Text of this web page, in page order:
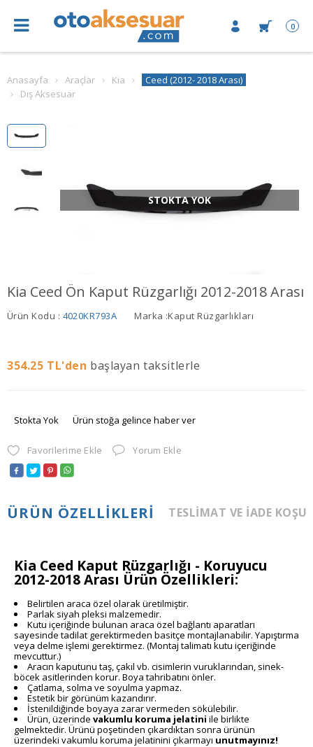
0
Anasayfa Araçlar Kia
Ceed (2012- 2018 Arası)
Dış Aksesuar
STOKTA YOK
Kia Ceed Ön Kaput Rüzgarlığı 2012-2018 Arası
Ürün Kodu : 4020KR793A Marka :Kaput Rüzgarlıkları
354.25 TL'den başlayan taksitlerle
Stokta Yok Ürün stoğa gelince haber ver
Favorilerime Ekle Yorum Ekle
ÜRÜN ÖZELLIKLERI TESLIMAT VE İADE
Kia Ceed Kaput Rüzgarlığı - Koruyucu
2012-2018 Arası Ürün Özellikleri:
Belirtilen araca özel olarak üretilmiştir.
Parlak siyah pleksi malzemedir.
Kutu içeriğinde bulunan araca özel bağlantı aparatları
sayesinde tadilat gerektirmeden basitçe montajlanabilir. Yapıştırma
veya delme işlemi gerektirmez. (Montaj talimatı kutu içeriğinde
mevcuttur.)
Aracın kaputunu taş, çakıl vb. cisimlerin vuruklarından, sinek-
böcek asitlerinden korur. Boya tahribatını önler.
Çatlama, solma ve soyulma yapmaz.
Estetik bir görünüm kazandırır.
İstenildiğinde boyaya zarar vermeden sökülebilir.
Ürün, üzerinde vakumlu koruma jelatini ile birlikte
gelmektedir. Ürünü poşetinden çıkardıktan sonra ürünün
üzerindeki vakumlu koruma jelatinini çıkarmayı unutmayınız!